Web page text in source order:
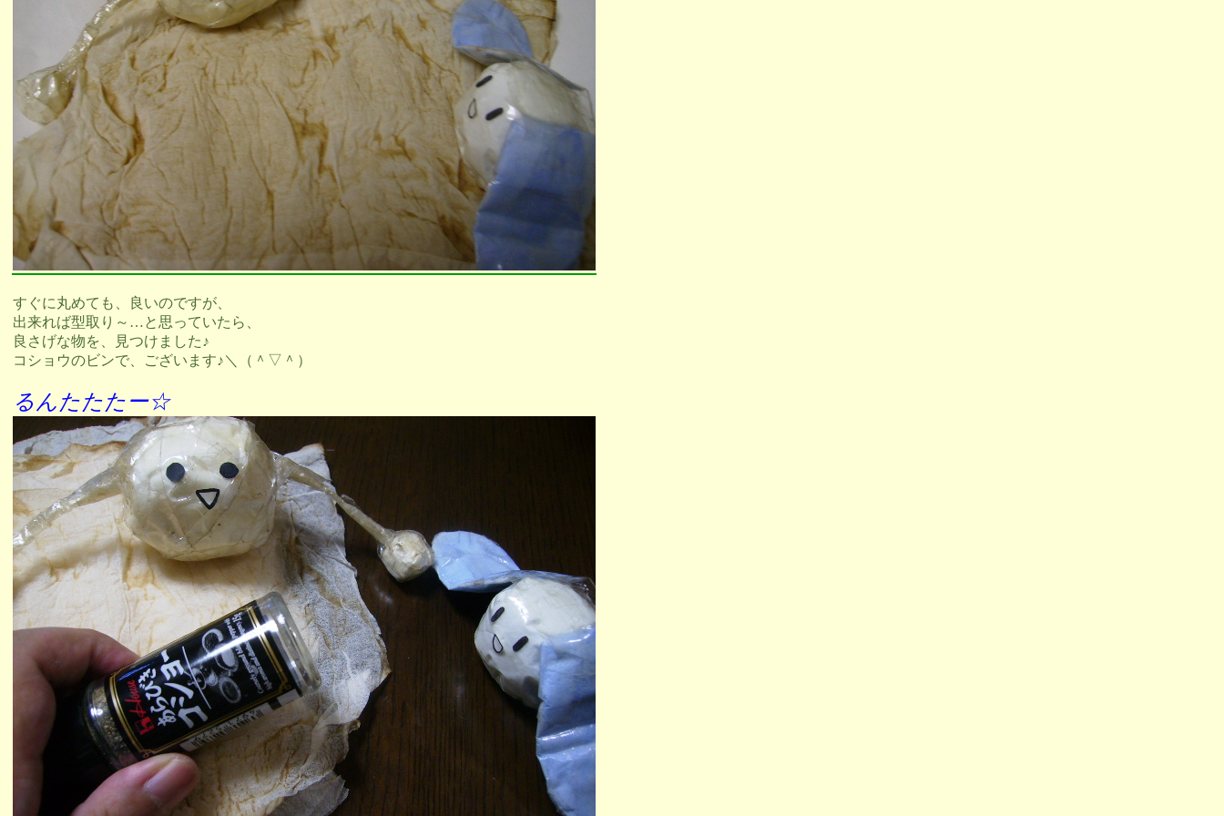
すぐに丸めても、良いのですが、
出来れば型取り～…と思っていたら、
良さげな物を、見つけました♪
コショウのビンで、ございます♪＼（＾▽＾）
るんたたたー☆